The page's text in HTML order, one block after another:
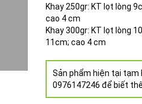
Khay 250gr: KT lọt lòng
cao 4 cm
Khay 300gr: KT lọt lòng
11cm; cao 4 cm
Sản phẩm hiện tại tạm
0976147246 để biết